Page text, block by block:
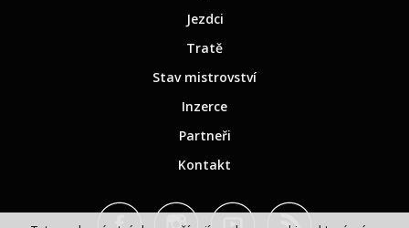
Jezdci
Tratě
Stav mistrovství
Inzerce
Partneři
Kontakt